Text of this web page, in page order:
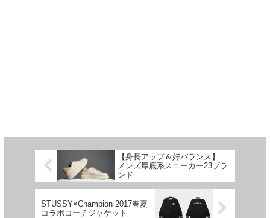
【身長アップ＆好バランス】
メンズ厚底系スニーカー23ブラ
ンド
STUSSY×Champion 2017春夏
コラボコーチジャケット